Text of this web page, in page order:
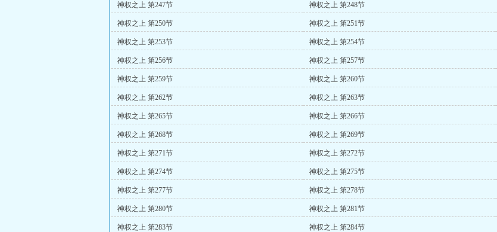
神权之上 第247节 神权之上 第248节
神权之上 第250节 神权之上 第251节
神权之上 第253节 神权之上 第254节
神权之上 第256节 神权之上 第257节
神权之上 第259节 神权之上 第260节
神权之上 第262节 神权之上 第263节
神权之上 第265节 神权之上 第266节
神权之上 第268节 神权之上 第269节
神权之上 第271节 神权之上 第272节
神权之上 第274节 神权之上 第275节
神权之上 第277节 神权之上 第278节
神权之上 第280节 神权之上 第281节
神权之上 第283节 神权之上 第284节